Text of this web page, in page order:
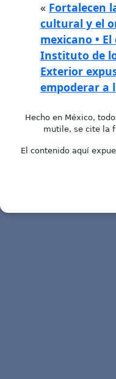
« Fortalecen
cultural y el
mexicano •
Instituto de
Exterior
empoderar a
Hecho en México,
mutile, se cite la
El contenido aquí